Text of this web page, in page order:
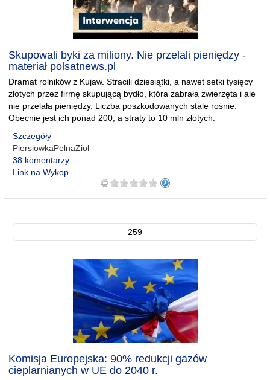
Skupowali byki za miliony. Nie przelali pieniędzy -
materiał polsatnews.pl
Dramat rolników z Kujaw. Stracili dziesiątki, a nawet setki tysięcy
złotych przez firmę skupującą bydło, która zabrała zwierzęta i ale
nie przelała pieniędzy. Liczba poszkodowanych stale rośnie.
Obecnie jest ich ponad 200, a straty to 10 mln złotych.
Szczegóły
PiersiowkaPelnaZiol
38 komentarzy
Link na Wykop
259
Komisja Europejska: 90% redukcji gazów
cieplarnianych w UE do 2040 r.